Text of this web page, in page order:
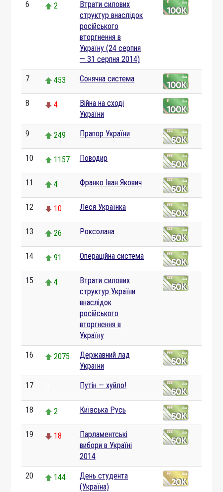
6 2
Втрати силових
структур внаслідок
російського
вторгнення в
Україну (24 серпня
— 31 серпня 2014)
7 453 Сонячна система
8 4
Війна на сході
України
9 249 Прапор України
10 1157 Поводир
11 4 Франко Іван Якович
12 10 Леся Українка
13 26 Роксолана
14 91 Операційна система
15 4
Втрати силових
структур України
внаслідок
російського
вторгнення в
Україну
16 2075
Державний лад
України
17 Путін — хуйло!
18 2 Київська Русь
19 18
Парламентські
вибори в Україні
2014
20 144
День студента
(Україна)